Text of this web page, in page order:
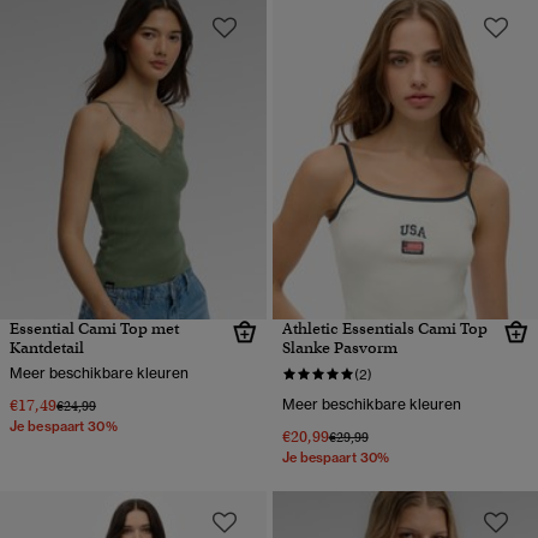
Essential Cami Top met
Kantdetail
Meer beschikbare kleuren
€17,49Prijs verlaagd van
€24,99naar
Je bespaart 30%
Athletic Essentials Cami Top
Slanke Pasvorm
(2)
Meer beschikbare kleuren
€20,99Prijs verlaagd van
€29,99naar
Je bespaart 30%